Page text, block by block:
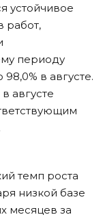
устойчивое
работ,
периоду
в августе.
августе
темп роста
низкой базе
месяцев за